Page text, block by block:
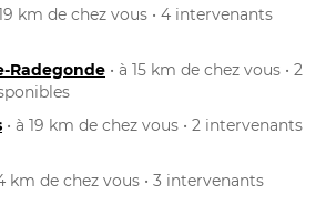
19 km de chez vous • 4 intervenants
Radegonde • à 15 km de chez vous • 2
• à 19 km de chez vous • 2 intervenants
km de chez vous • 3 intervenants